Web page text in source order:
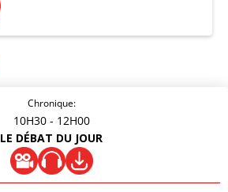
Chronique:
10H30 - 12H00
LE DÉBAT DU JOUR